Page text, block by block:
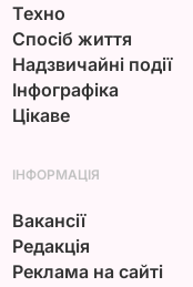
Техно
Спосіб життя
Надзвичайні події
Інфографіка
Цікаве
ІНФОРМАЦІЯ
Вакансії
Редакція
Реклама на сайті